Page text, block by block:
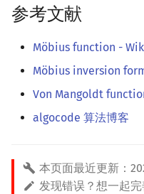
参考文献
Möbius function -
Möbius inversion
Von Mangoldt
algocode 算法博客
本页面最近更新：
发现错误？想一起完